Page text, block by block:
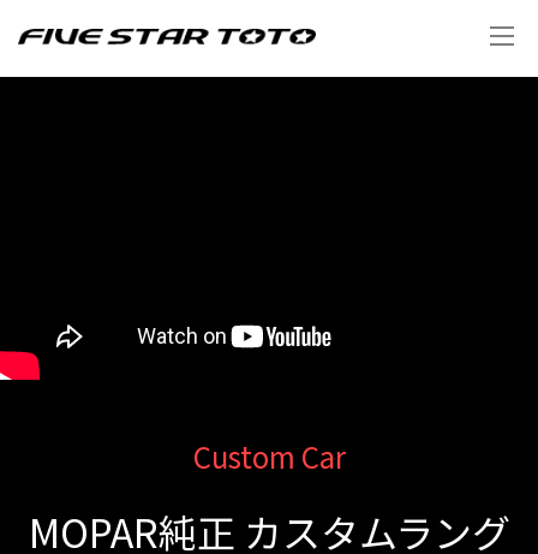
Custom Car
MOPAR純正 カスタムラング